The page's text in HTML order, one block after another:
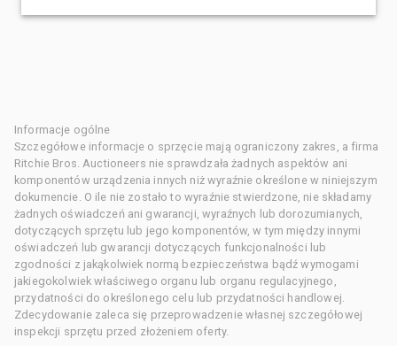
Informacje ogólne
Szczegółowe informacje o sprzęcie mają ograniczony zakres, a firma
Ritchie Bros. Auctioneers nie sprawdzała żadnych aspektów ani
komponentów urządzenia innych niż wyraźnie określone w niniejszym
dokumencie. O ile nie zostało to wyraźnie stwierdzone, nie składamy
żadnych oświadczeń ani gwarancji, wyraźnych lub dorozumianych,
dotyczących sprzętu lub jego komponentów, w tym między innymi
oświadczeń lub gwarancji dotyczących funkcjonalności lub
zgodności z jakąkolwiek normą bezpieczeństwa bądź wymogami
jakiegokolwiek właściwego organu lub organu regulacyjnego,
przydatności do określonego celu lub przydatności handlowej.
Zdecydowanie zaleca się przeprowadzenie własnej szczegółowej
inspekcji sprzętu przed złożeniem oferty.